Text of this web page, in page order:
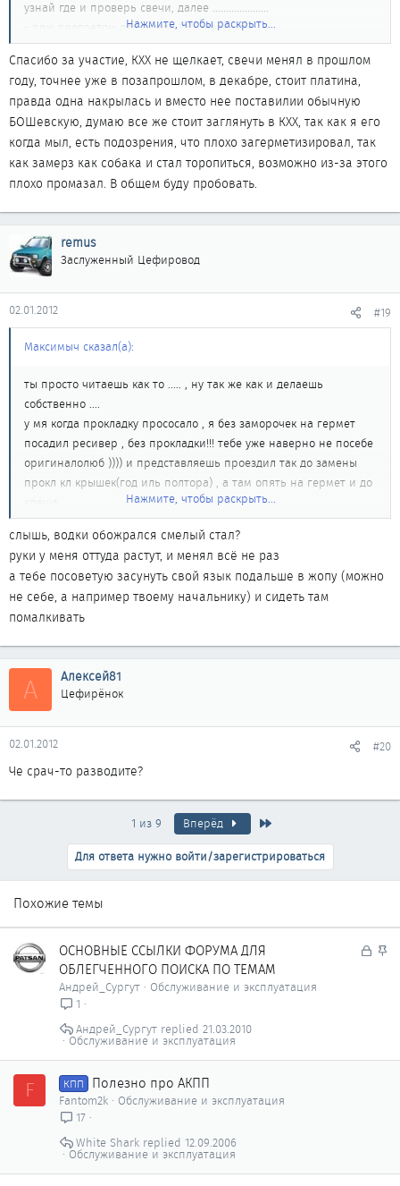
узнай где и проверь свечи, далее .....................
- при прогретом двигателе КХХ щелкает?
- какие свечи стоят и сколько прошли?
Нажмите, чтобы раскрыть...
Спасибо за участие, КХХ не щелкает, свечи менял в прошлом
году, точнее уже в позапрошлом, в декабре, стоит платина,
правда одна накрылась и вместо нее поставилии обычную
БОШевскую, думаю все же стоит заглянуть в КХХ, так как я его
когда мыл, есть подозрения, что плохо загерметизировал, так
как замерз как собака и стал торопиться, возможно из-за этого
плохо промазал. В общем буду пробовать.
remus
Заслуженный Цефировод
02.01.2012 #19
Максимыч сказал(а):
ты просто читаешь как то ..... , ну так же как и делаешь
собственно ....
у мя когда прокладку прососало , я без заморочек на гермет
посадил ресивер , без прокладки!!! тебе уже наверно не посебе
оригиналолюб )))) и представляешь проездил так до замены
прокл кл крышек(год иль полтора) , а там опять на гермет и до
ну а тебе совет : не умничай , а то я могу не только в инете
моск выносить
всем МИР ! 8)
ТАХпожлуста не модерируй
Нажмите, чтобы раскрыть...
слышь, водки обожрался смелый стал?
руки у меня оттуда растут, и менял всё не раз
а тебе посоветую засунуть свой язык подальше в жопу (можно
не себе, а например твоему начальнику) и сидеть там
помалкивать
А Алексей81
Цефирёнок
02.01.2012 #20
Че срач-то разводите?
1 из 9 Вперёд
Для ответа нужно войти/зарегистрироваться
Похожие темы
З
З
ОСНОВНЫЕ ССЫЛКИ ФОРУМА ДЛЯ
ОБЛЕГЧЕННОГО ПОИСКА ПО ТЕМАМ
Андрей_Сургут
Обслуживание и эксплуатация
1
Обслуживание и эксплуатация
21.03.2010
Андрей_Сургут
F КПП Полезно про АКПП
Fantom2k
Обслуживание и эксплуатация
17
Обслуживание и эксплуатация
12.09.2006
White Shark